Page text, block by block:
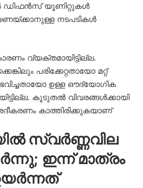
ഡിഫൻസ് യൂണിറ്റുകൾ
നടപടികൾ
വ്യക്തമായിട്ടില്ല.
പരിക്കേറ്റതായോ മറ്റ്
ഉള്ള ഔദ്യോഗിക
കൂടുതൽ വിവരങ്ങൾക്കായി
കാത്തിരിക്കുകയാണ്
സ്വർണ്ണവില
ഇന്ന് മാത്രം